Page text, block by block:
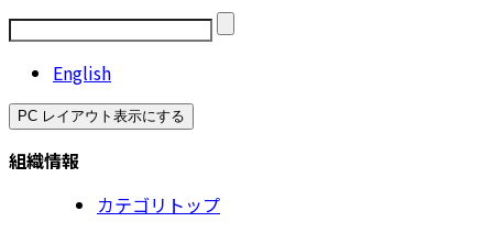
English
PC レイアウト表示にする
組織情報
カテゴリトップ